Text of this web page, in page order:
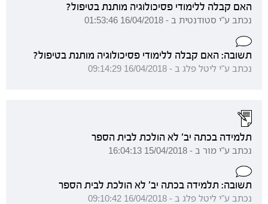
האם קבלה ללימודי פסיכולוגיה מותנת בטיפול?
נכתב ע"י סטודנטית ב - 16/04/2018 01:53:46
תשובה: האם קבלה ללימודי פסיכולוגיה מותנת בטיפול?
נכתב ע"י ליטל פלג ב - 16/04/2018 09:14:29
תלמידה בכתה יב' לא הולכת לבית הספר
נכתב ע"י מור ב - 15/04/2018 16:04:13
תשובה: תלמידה בכתה יב' לא הולכת לבית הספר
נכתב ע"י ליטל פלג ב - 16/04/2018 09:10:42